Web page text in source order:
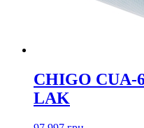
CHIGO CUA-
LAK